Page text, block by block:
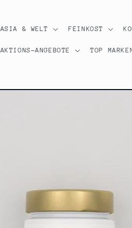
ASIA & WELT FEINKOST
AKTIONS-ANGEBOTE TOP